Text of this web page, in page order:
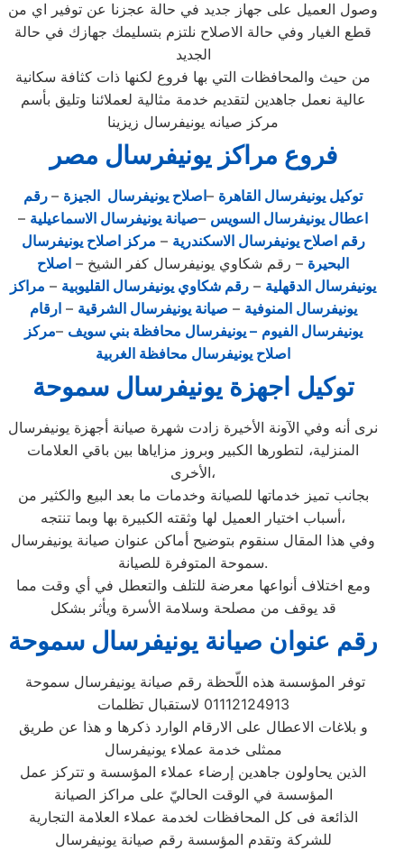
وصول العميل على جهاز جديد في حالة عجزنا عن توفير اي من
قطع الغيار وفي حالة الاصلاح نلتزم بتسليمك جهازك في حالة
الجديد
من حيث والمحافظات التي بها فروع لكنها ذات كثافة سكانية
عالية نعمل جاهدين لتقديم خدمة مثالية لعملائنا وتليق بأسم
مركز صيانه يونيفرسال زيزينا
فروع مراكز يونيفرسال مصر
توكيل يونيفرسال القاهرة –اصلاح يونيفرسال الجيزة – رقم
اعطال يونيفرسال السويس –صيانة يونيفرسال الاسماعيلية –
رقم اصلاح يونيفرسال الاسكندرية – مركز اصلاح يونيفرسال
البحيرة – رقم شكاوي يونيفرسال كفر الشيخ – اصلاح
يونيفرسال الدقهلية – رقم شكاوي يونيفرسال القليوبية – مراكز
يونيفرسال المنوفية – صيانة يونيفرسال الشرقية –ارقام
يونيفرسال الفيوم – يونيفرسال محافظة بني سويف –مركز
اصلاح يونيفرسال محافظة الغربية
توكيل اجهزة يونيفرسال سموحة
نرى أنه وفي الآونة الأخيرة زادت شهرة صيانة أجهزة يونيفرسال
المنزلية، لتطورها الكبير وبروز مزاياها بين باقي العلامات
الأخرى،
بجانب تميز خدماتها للصيانة وخدمات ما بعد البيع والكثير من
أسباب اختيار العميل لها وثقته الكبيرة بها وبما تنتجه،
وفي هذا المقال سنقوم بتوضيح أماكن عنوان صيانة يونيفرسال
سموحة المتوفرة للصيانة.
ومع اختلاف أنواعها معرضة للتلف والتعطل في أي وقت مما
قد يوقف من مصلحة وسلامة الأسرة ويأثر بشكل
رقم عنوان صيانة يونيفرسال سموحة
توفر المؤسسة هذه اللّحظة رقم صيانة يونيفرسال سموحة
01112124913 لاستقبال تظلمات
و بلاغات الاعطال على الارقام الوارد ذكرها و هذا عن طريق
ممثلى خدمة عملاء يونيفرسال
الذين يحاولون جاهدين إرضاء عملاء المؤسسة و تتركز عمل
المؤسسة في الوقت الحاليّ على مراكز الصيانة
الذائعة فى كل المحافظات لخدمة عملاء العلامة التجارية
للشركة وتقدم المؤسسة رقم صيانة يونيفرسال